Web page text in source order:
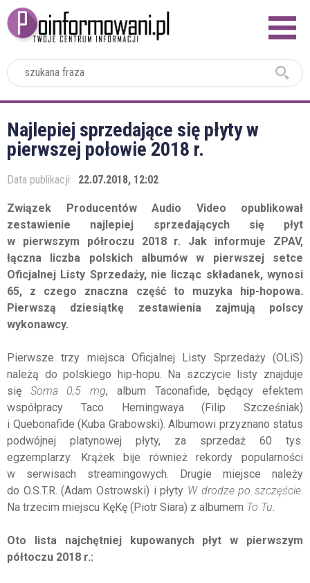
Najlepiej sprzedające się płyty w
pierwszej połowie 2018 r.
Data publikacji: 22.07.2018, 12:02
Związek Producentów Audio Video opublikował
zestawienie najlepiej sprzedających się płyt
w pierwszym półroczu 2018 r. Jak informuje ZPAV,
łączna liczba polskich albumów w pierwszej setce
Oficjalnej Listy Sprzedaży, nie licząc składanek, wynosi
65, z czego znaczna część to muzyka hip-hopowa.
Pierwszą dziesiątkę zestawienia zajmują polscy
wykonawcy.
Pierwsze trzy miejsca Oficjalnej Listy Sprzedaży (OLiS)
należą do polskiego hip-hopu. Na szczycie listy znajduje
się Soma 0,5 mg, album Taconafide, będący efektem
współpracy Taco Hemingwaya (Filip Szcześniak)
i Quebonafide (Kuba Grabowski). Albumowi przyznano status
podwójnej platynowej płyty, za sprzedaż 60 tys.
egzemplarzy. Krążek bije również rekordy popularności
w serwisach streamingowych. Drugie miejsce należy
do O.S.T.R. (Adam Ostrowski) i płyty W drodze po szczęście.
Na trzecim miejscu KęKę (Piotr Siara) z albumem To Tu.
Oto lista najchętniej kupowanych płyt w pierwszym
półtoczu 2018 r.: